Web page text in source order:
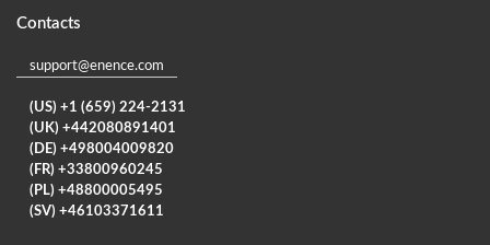
Contacts
support@enence.com
(US) +1 (659) 224-2131
(UK) +442080891401
(DE) +498004009820
(FR) +33800960245
(PL) +48800005495
(SV) +46103371611